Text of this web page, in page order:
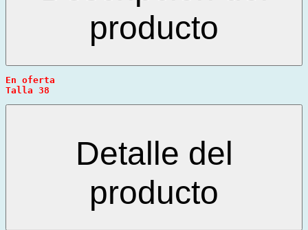
producto
En oferta
Talla 38
Detalle del
producto